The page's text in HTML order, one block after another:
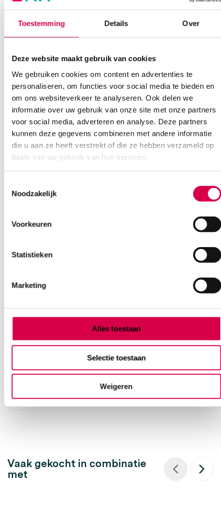
Toestemming Details Over
Deze website maakt gebruik van cookies
We gebruiken cookies om content en advertenties te
personaliseren, om functies voor social media te bieden en
om ons websiteverkeer te analyseren. Ook delen we
informatie over uw gebruik van onze site met onze partners
voor social media, adverteren en analyse. Deze partners
kunnen deze gegevens combineren met andere informatie
die u aan ze heeft verstrekt of die ze hebben verzameld op
basis van uw gebruik van hun services.
Noodzakelijk
Voorkeuren
Statistieken
Marketing
Alles toestaan
Selectie toestaan
Weigeren
Ook interessant
DermaPlast flexible wondpleister, 6cm x 10cm
HARTMANN
10 stuks, 6cm x 10cm, onsteriel
3 tot 5 werkdagen
Vaak gekocht in combinatie
met